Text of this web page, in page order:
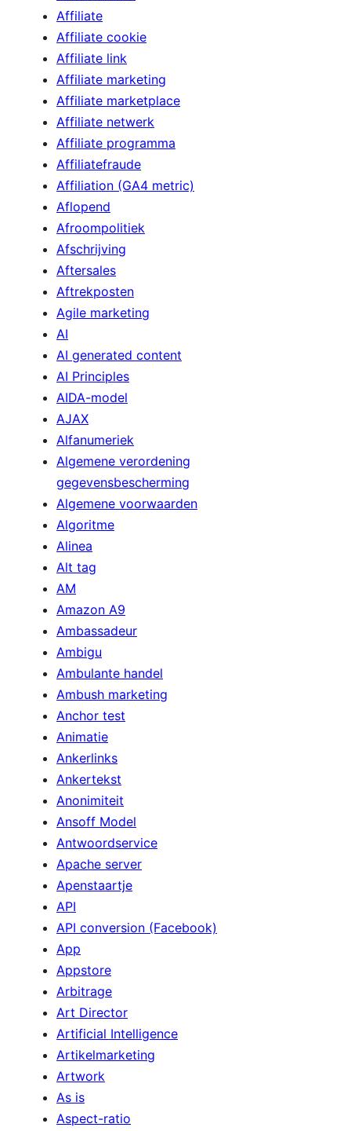
Affiliate
Affiliate cookie
Affiliate link
Affiliate marketing
Affiliate marketplace
Affiliate netwerk
Affiliate programma
Affiliatefraude
Affiliation (GA4 metric)
Aflopend
Afroompolitiek
Afschrijving
Aftersales
Aftrekposten
Agile marketing
AI
AI generated content
AI Principles
AIDA-model
AJAX
Alfanumeriek
Algemene verordening
gegevensbescherming
Algemene voorwaarden
Algoritme
Alinea
Alt tag
AM
Amazon A9
Ambassadeur
Ambigu
Ambulante handel
Ambush marketing
Anchor test
Animatie
Ankerlinks
Ankertekst
Anonimiteit
Ansoff Model
Antwoordservice
Apache server
Apenstaartje
API
API conversion (Facebook)
App
Appstore
Arbitrage
Art Director
Artificial Intelligence
Artikelmarketing
Artwork
As is
Aspect-ratio